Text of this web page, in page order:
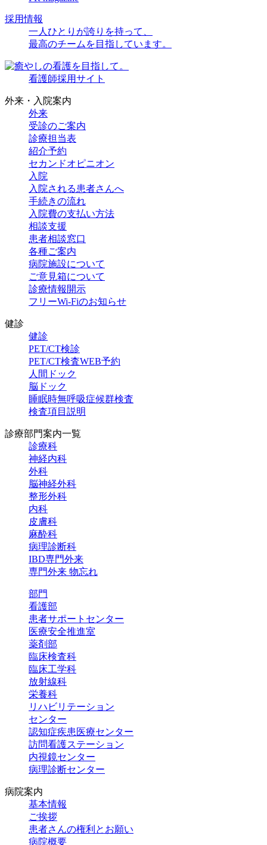
採用情報
一人ひとりが誇りを持って、
最高のチームを 目指しています。
看護師採用サイト
外来・入院案内
外来
受診のご案内
診療担当表
紹介予約
セカンドオピニオン
入院
入院される患者さんへ
手続きの流れ
入院費の支払い方法
相談支援
患者相談窓口
各種ご案内
病院施設について
ご意見箱について
診療情報開示
フリーWi-Fiのお知らせ
健診
健診
PET/CT検診
PET/CT検査WEB予約
人間ドック
脳ドック
睡眠時無呼吸症候群検査
検査項目説明
診療部門案内一覧
診療科
神経内科
外科
脳神経外科
整形外科
内科
皮膚科
麻酔科
病理診断科
IBD専門外来
専門外来 物忘れ
部門
看護部
患者サポートセンター
医療安全推進室
薬剤部
臨床検査科
臨床工学科
放射線科
栄養科
リハビリテーション
センター
認知症疾患 医療センター
訪問看護ステーション
内視鏡センター
病理診断センター
病院案内
基本情報
ご挨拶
患者さんの権利とお願い
病院概要